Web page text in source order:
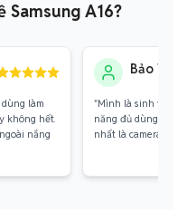
Samsung A16?
làm
không hết.
nắng
Bảo Trâm
"Mình là sinh viên,
năng đủ dùng cho
nhất là camera